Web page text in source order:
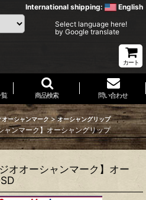
International shipping: English
Select language here!
by Google translate
カート
覧 商品検索 問い合わせ
ーシャンマーク > オーシャングリップ
ンマーク】オーシャングリップ
オオーシャンマーク】オー